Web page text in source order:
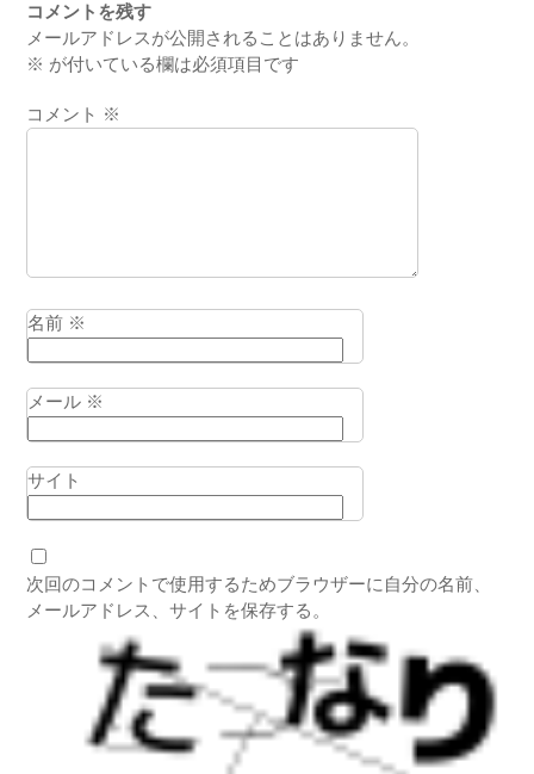
コメントを残す
メールアドレスが公開されることはありません。
※ が付いている欄は必須項目です
コメント ※
名前 ※
メール ※
サイト
次回のコメントで使用するためブラウザーに自分の名前、
メールアドレス、サイトを保存する。